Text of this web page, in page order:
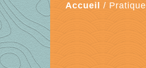
Accueil / Pratique